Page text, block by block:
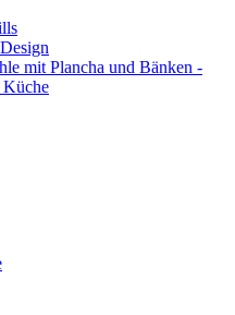
mit Plancha und Bänken -
Küche